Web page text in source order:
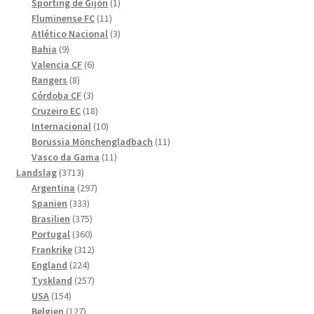
Sporting de Gijón 1
Fluminense FC 1111
produkter
Atlético Nacional 33
Bahia 99
produkter
Valencia CF 66
Rangers 88
produkter
Córdoba CF 33
produkter
Cruzeiro EC 1818
produkter
Internacional 1010
produkter
Borussia Mönchengladbach 1111
Vasco da Gama 1111
Landslag 37133713
produkter
Argentina 297297
Spanien 333333
produkter
Brasilien 375375
produkter
Portugal 360360
produkter
Frankrike 312312
England 224224
produkter
Tyskland 257257
USA 154154
produkter
Belgien 127127